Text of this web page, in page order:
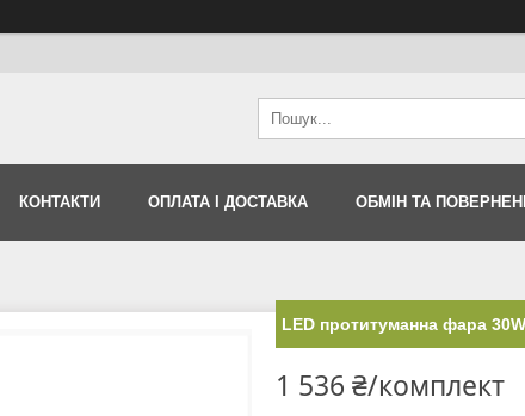
КОНТАКТИ ОПЛАТА І ДОСТАВКА ОБМІН ТА
LED протитуманна фара
1 536 ₴/комплект